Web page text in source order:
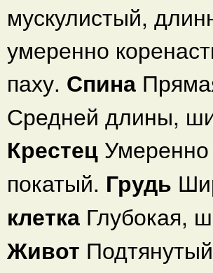
мускулистый,
умеренно
паху. Спина
Средней длины,
Крестец
покатый. Грудь
клетка Глубокая,
Живот